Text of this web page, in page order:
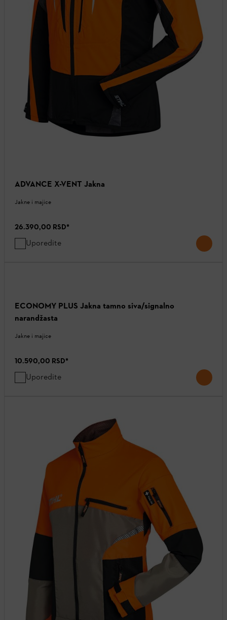
ADVANCE X-VENT Jakna
Jakne i majice
26.390,00 RSD*
Uporedite
ECONOMY PLUS Jakna tamno siva/signalno
narandžasta
Jakne i majice
10.590,00 RSD*
Uporedite